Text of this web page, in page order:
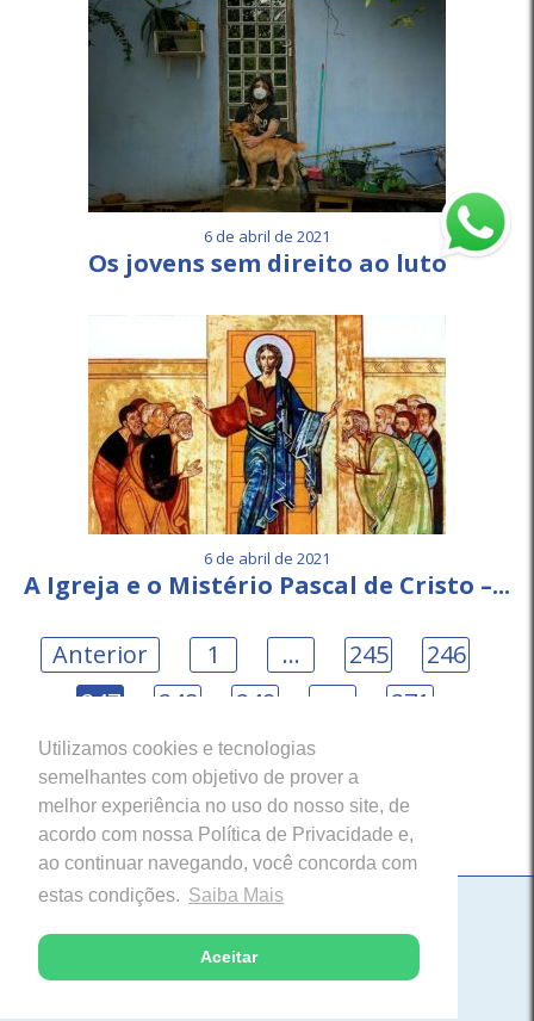
Utilizamos cookies e tecnologias
semelhantes com objetivo de prover a
melhor experiência no uso do nosso site, de
acordo com nossa Política de Privacidade e,
ao continuar navegando, você concorda com
estas condições. Saiba Mais
Aceitar
6 de abril de 2021
Os jovens sem direito ao luto
6 de abril de 2021
A Igreja e o Mistério Pascal de Cristo –...
Anterior 1 … 245
246
247
248 249
271
Próxima
Paróquia Nossa Senhora da Saúde
Itabira, Minas Gerais
Desenvolvido com excelência pela